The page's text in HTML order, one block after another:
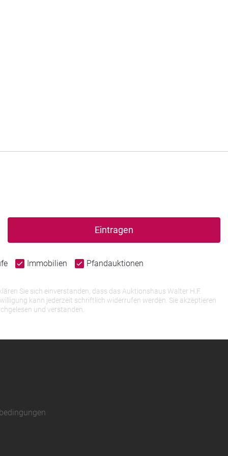
Eintragen
Immobilien Pfandauktionen
Sie sich einverstanden, dass das Auktionshaus Walter H.F.
kann jederzeit schriftlich widerrufen werden. Sie akzeptieren
und verstanden.